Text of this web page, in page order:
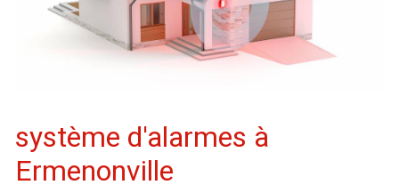
système d'alarmes à
Ermenonville